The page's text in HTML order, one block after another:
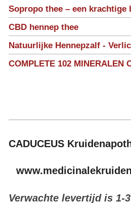
Sopropo thee – een
CBD hennep thee
Natuurlijke Hennepzalf -
COMPLETE 102 MINERALEN
CADUCEUS
Verwachte levertijd is 1-3